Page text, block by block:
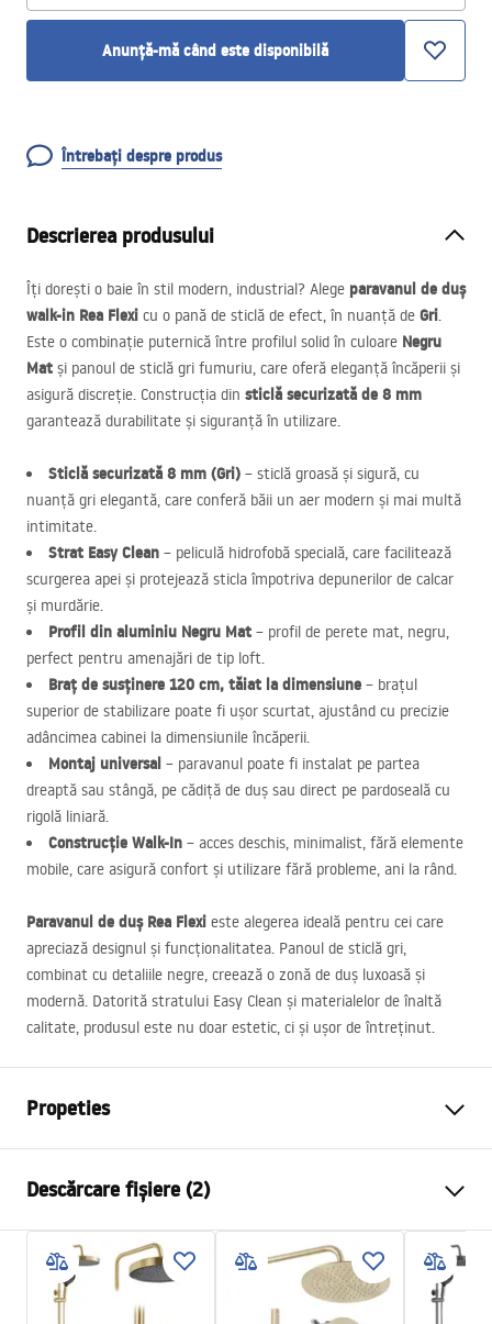
Anunță-mă când este disponibilă
Întrebați despre produs
Descrierea produsului
Îți dorești o baie în stil modern, industrial? Alege paravanul de duș
walk-in Rea Flexi cu o pană de sticlă de efect, în nuanță de Gri.
Este o combinație puternică între profilul solid în culoare Negru
Mat și panoul de sticlă gri fumuriu, care oferă eleganță încăperii și
asigură discreție. Construcția din sticlă securizată de 8 mm
garantează durabilitate și siguranță în utilizare.
Sticlă securizată 8 mm (Gri) – sticlă groasă și sigură, cu
nuanță gri elegantă, care conferă băii un aer modern și mai multă
intimitate.
Strat Easy Clean – peliculă hidrofobă specială, care facilitează
scurgerea apei și protejează sticla împotriva depunerilor de calcar
și murdărie.
Profil din aluminiu Negru Mat – profil de perete mat, negru,
perfect pentru amenajări de tip loft.
Braț de susținere 120 cm, tăiat la dimensiune – brațul
superior de stabilizare poate fi ușor scurtat, ajustând cu precizie
adâncimea cabinei la dimensiunile încăperii.
Montaj universal – paravanul poate fi instalat pe partea
dreaptă sau stângă, pe cădiță de duș sau direct pe pardoseală cu
rigolă liniară.
Construcție Walk-In – acces deschis, minimalist, fără elemente
mobile, care asigură confort și utilizare fără probleme, ani la rând.
Paravanul de duș Rea Flexi este alegerea ideală pentru cei care
apreciază designul și funcționalitatea. Panoul de sticlă gri,
combinat cu detaliile negre, creează o zonă de duș luxoasă și
modernă. Datorită stratului Easy Clean și materialelor de înaltă
calitate, produsul este nu doar estetic, ci și ușor de întreținut.
Propeties
Culoare
Tip cabina
Walk-in
Culoare sticla
Gri 8mm
Seria
Flexi
Descărcare fișiere (2)
Informații de siguranță
WARUNKI BEZPIECZENSTWA KABINY DRZWI
PARAWANY.pdf